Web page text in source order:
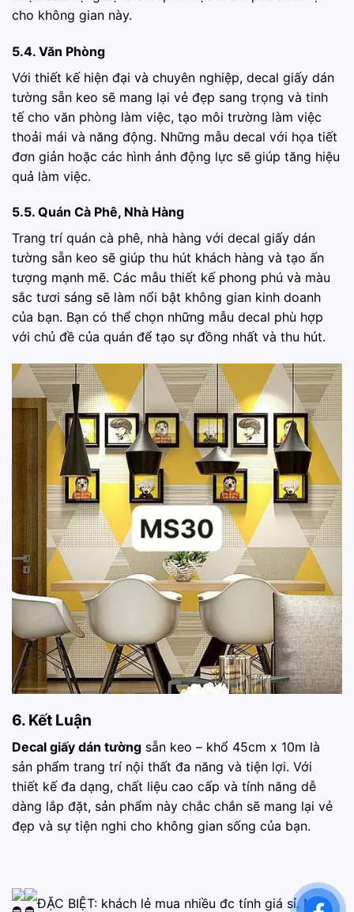
cho không gian này.
5.4. Văn Phòng
Với thiết kế hiện đại và chuyên nghiệp, decal giấy dán
tường sẵn keo sẽ mang lại vẻ đẹp sang trọng và tinh
tế cho văn phòng làm việc, tạo môi trường làm việc
thoải mái và năng động. Những mẫu decal với họa tiết
đơn giản hoặc các hình ảnh động lực sẽ giúp tăng hiệu
quả làm việc.
5.5. Quán Cà Phê, Nhà Hàng
Trang trí quán cà phê, nhà hàng với decal giấy dán
tường sẵn keo sẽ giúp thu hút khách hàng và tạo ấn
tượng mạnh mẽ. Các mẫu thiết kế phong phú và màu
sắc tươi sáng sẽ làm nổi bật không gian kinh doanh
của bạn. Bạn có thể chọn những mẫu decal phù hợp
với chủ đề của quán để tạo sự đồng nhất và thu hút.
6. Kết Luận
Decal giấy dán tường sẵn keo – khổ 45cm x 10m là
sản phẩm trang trí nội thất đa năng và tiện lợi. Với
thiết kế đa dạng, chất liệu cao cấp và tính năng dễ
dàng lắp đặt, sản phẩm này chắc chắn sẽ mang lại vẻ
đẹp và sự tiện nghi cho không gian sống của bạn.
ĐẶC BIỆT: khách lẻ mua nhiều đc tính giá sỉ. Mua